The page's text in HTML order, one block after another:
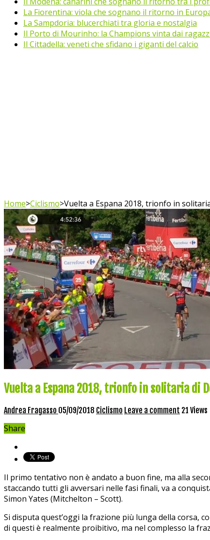
La Fiorentina: viola che sognano il ritorno in
La Sampdoria: blucerchiati tra gloria e nostalgia
Il Porto di Mourinho: la Champions vinta dai
Il Cittadella: veneti che sfidano i giganti del calcio
Home>Ciclismo>Vuelta a Espana 2018, trionfo in
Vuelta a Espana 2018, trionfo in solitaria di
Andrea Fragasso 05/09/2018 Ciclismo Leave a comment 21 Views
Share
Il primo tentativo non è andato a buon fine, ma alla
staccando tutti gli avversari nelle fasi finali, va a
Simon Yates (Mitchelton – Scott).
Si disputa quest’oggi la frazione più lunga della corsa,
di questi è realmente proibitivo, ma nel complesso la